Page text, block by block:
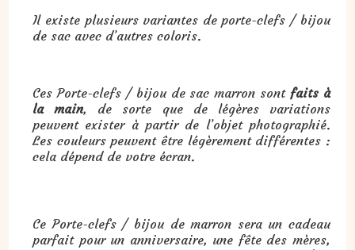
Il existe plusieurs variantes de porte-clefs / bijou
de sac avec d’autres coloris.
Ces Porte-clefs / bijou de sac marron sont faits à
la main, de sorte que de légères variations
peuvent exister à partir de l’objet photographié.
Les couleurs peuvent être légèrement différentes :
cela dépend de votre écran.
Ce Porte-clefs / bijou de marron sera un cadeau
parfait pour un anniversaire, une fête des mères,